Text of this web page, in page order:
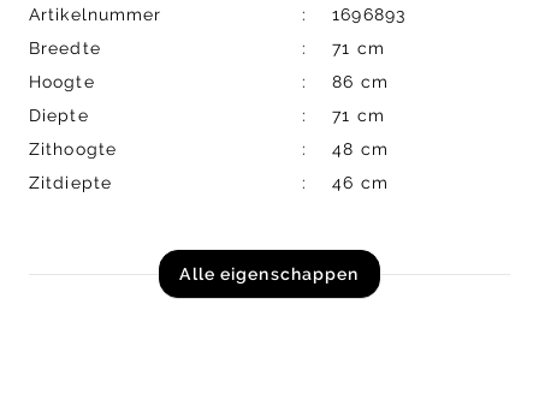
Artikelnummer
1696893
Breedte
71 cm
Hoogte
86 cm
Diepte
71 cm
Zithoogte
48 cm
Zitdiepte
46 cm
Alle eigenschappen